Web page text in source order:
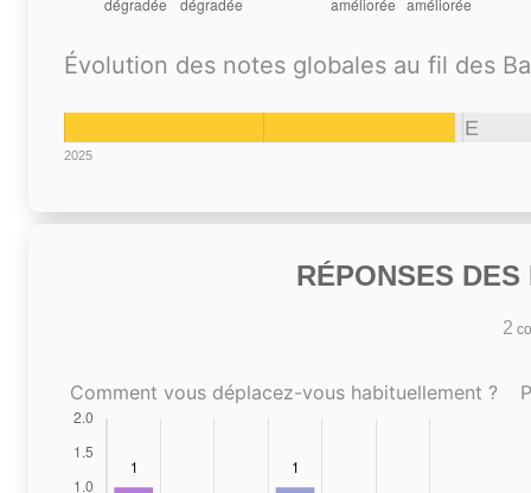
Évolution des notes globales au fil des
E
2025
RÉPONSES
2
Comment vous déplacez-vous habituellement ?